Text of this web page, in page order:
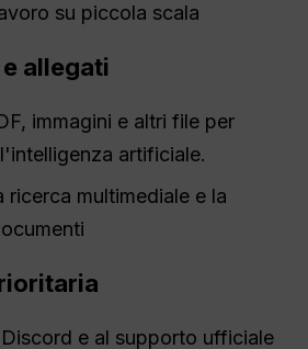
su piccola scala
allegati
immagini e altri file per
artificiale.
ricerca multimediale e la
e al supporto ufficiale